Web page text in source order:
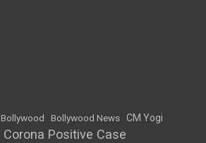
Bollywood Bollywood News CM Yogi
Corona Positive Case